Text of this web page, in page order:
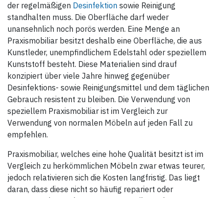
der regelmäßigen Desinfektion sowie Reinigung
standhalten muss. Die Oberfläche darf weder
unansehnlich noch porös werden. Eine Menge an
Praxismobiliar besitzt deshalb eine Oberfläche, die aus
Kunstleder, unempfindlichem Edelstahl oder speziellem
Kunststoff besteht. Diese Materialien sind drauf
konzipiert über viele Jahre hinweg gegenüber
Desinfektions- sowie Reinigungsmittel und dem täglichen
Gebrauch resistent zu bleiben. Die Verwendung von
speziellem Praxismobiliar ist im Vergleich zur
Verwendung von normalen Möbeln auf jeden Fall zu
empfehlen.
Praxismobiliar, welches eine hohe Qualität besitzt ist im
Vergleich zu herkömmlichen Möbeln zwar etwas teurer,
jedoch relativieren sich die Kosten langfristig. Das liegt
daran, dass diese nicht so häufig repariert oder